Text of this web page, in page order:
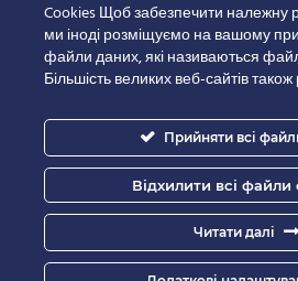
Cookies Щоб забезпечити належну
ми іноді розміщуємо на вашому
файли даних, які називаються
Більшість великих веб-сайтів
Прийняти всі
Відхилити всі файли
Читати далі